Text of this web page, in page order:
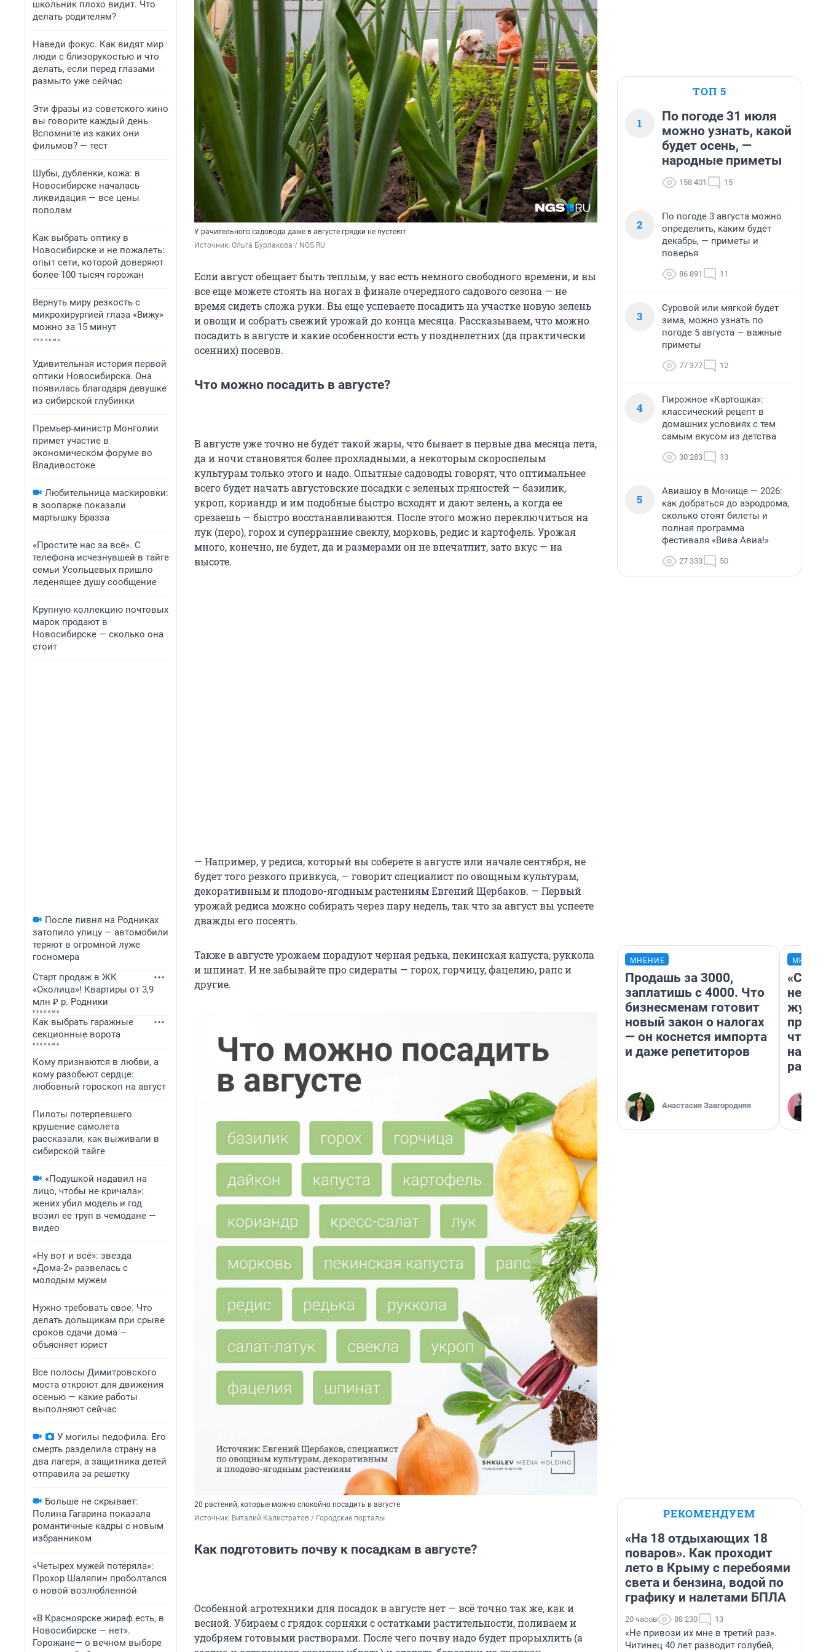
школьник плохо видит. Что
делать родителям?
Наведи фокус. Как видят мир
люди с близорукостью и что
делать, если перед глазами
размыто уже сейчас
Эти фразы из советского кино
вы говорите каждый день.
Вспомните из каких они
фильмов? — тест
Шубы, дубленки, кожа: в
Новосибирске началась
ликвидация — все цены
пополам
Как выбрать оптику в
Новосибирске и не пожалеть:
опыт сети, которой доверяют
более 100 тысяч горожан
Вернуть миру резкость с
микрохирургией глаза «Вижу»
можно за 15 минут
Удивительная история первой
оптики Новосибирска. Она
появилась благодаря девушке
из сибирской глубинки
Премьер‑министр Монголии
примет участие в
экономическом форуме во
Владивостоке
Любительница маскировки:
в зоопарке показали
мартышку Бразза
«Простите нас за всё». С
телефона исчезнувшей в тайге
семьи Усольцевых пришло
леденящее душу сообщение
Крупную коллекцию почтовых
марок продают в
Новосибирске — сколько она
стоит
После ливня на Родниках
затопило улицу — автомобили
теряют в огромной луже
госномера
Старт продаж в ЖК
«Околица»! Квартиры от 3,9
млн ₽ р. Родники
Как выбрать гаражные
секционные ворота
Кому признаются в любви, а
кому разобьют сердце:
любовный гороскоп на август
Пилоты потерпевшего
крушение самолета
рассказали, как выживали в
сибирской тайге
«Подушкой надавил на
лицо, чтобы не кричала»:
жених убил модель и год
возил ее труп в чемодане —
видео
«Ну вот и всё»: звезда
«Дома-2» развелась с
молодым мужем
Нужно требовать свое. Что
делать дольщикам при срыве
сроков сдачи дома —
объясняет юрист
Все полосы Димитровского
моста откроют для движения
осенью — какие работы
выполняют сейчас
У могилы педофила. Его
смерть разделила страну на
два лагеря, а защитника детей
отправила за решетку
Больше не скрывает:
Полина Гагарина показала
романтичные кадры с новым
избранником
«Четырех мужей потеряла»:
Прохор Шаляпин проболтался
о новой возлюбленной
«В Красноярске жираф есть, в
Новосибирске — нет».
Горожане— о вечном выборе
У рачительного садовода даже в августе грядки не пустеют
Источник: Ольга Бурлакова / NGS.RU
Если август обещает быть теплым, у вас есть немного свободного времени, и вы
все еще можете стоять на ногах в финале очередного садового сезона — не
время сидеть сложа руки. Вы еще успеваете посадить на участке новую зелень
и овощи и собрать свежий урожай до конца месяца. Рассказываем, что можно
посадить в августе и какие особенности есть у позднелетних (да практически
осенних) посевов.
Что можно посадить в августе?
В августе уже точно не будет такой жары, что бывает в первые два месяца лета,
да и ночи становятся более прохладными, а некоторым скороспелым
культурам только этого и надо. Опытные садоводы говорят, что оптимальнее
всего будет начать августовские посадки с зеленых пряностей — базилик,
укроп, кориандр и им подобные быстро всходят и дают зелень, а когда ее
срезаешь — быстро восстанавливаются. После этого можно переключиться на
лук (перо), горох и суперранние свеклу, морковь, редис и картофель. Урожая
много, конечно, не будет, да и размерами он не впечатлит, зато вкус — на
высоте.
— Например, у редиса, который вы соберете в августе или начале сентября, не
будет того резкого привкуса, — говорит специалист по овощным культурам,
декоративным и плодово-ягодным растениям Евгений Щербаков. — Первый
урожай редиса можно собирать через пару недель, так что за август вы успеете
дважды его посеять.
Также в августе урожаем порадуют черная редька, пекинская капуста, руккола
и шпинат. И не забывайте про сидераты — горох, горчицу, фацелию, рапс и
другие.
20 растений, которые можно спокойно посадить в августе
Источник: Виталий Калистратов / Городские порталы
Как подготовить почву к посадкам в августе?
Особенной агротехники для посадок в августе нет — всё точно так же, как и
весной. Убираем с грядок сорняки с остатками растительности, поливаем и
удобряем готовыми растворами. После чего почву надо будет прорыхлить (а
ТОП 5
1
По погоде 31 июля
можно узнать, какой
будет осень, —
народные приметы
158 401 15
2
По погоде 3 августа можно
определить, каким будет
декабрь, — приметы и
поверья
86 891 11
3
Суровой или мягкой будет
зима, можно узнать по
погоде 5 августа — важные
приметы
77 377 12
4
Пирожное «Картошка»:
классический рецепт в
домашних условиях с тем
самым вкусом из детства
30 283 13
5
Авиашоу в Мочище — 2026:
как добраться до аэродрома,
сколько стоят билеты и
полная программа
фестиваля «Вива Авиа!»
27 333 50
МНЕНИЕ
Продашь за 3000,
заплатишь с 4000. Что
бизнесменам готовит
новый закон о налогах
— он коснется импорта
и даже репетиторов
Анастасия Завгородняя
на
ради
РЕКОМЕНДУЕМ
«На 18 отдыхающих 18
поваров». Как проходит
лето в Крыму с перебоями
света и бензина, водой по
графику и налетами БПЛА
20 часов 88 230 13
«Не привози их мне в третий раз».
Читинец 40 лет разводит голубей,